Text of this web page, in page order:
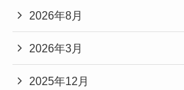
2026年8月
2026年3月
2025年12月